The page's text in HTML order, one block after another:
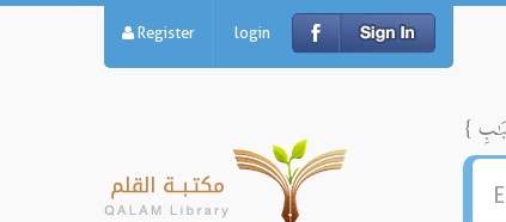
Register login